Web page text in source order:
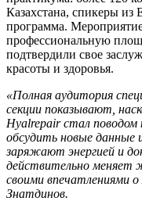
Казахстана, спикеры
программа.
профессиональную
подтвердили свое
красоты и здоровья.
«Полная аудитория
секции показывают,
Hyalrepair стал поводом
обсудить новые
заряжают энергией и
действительно меняет
своими впечатлениями
Знатдинов.